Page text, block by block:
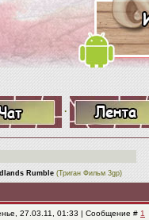
·
Rumble (Триган Фильм 3gp)
27.03.11, 01:33 | Сообщение # 1